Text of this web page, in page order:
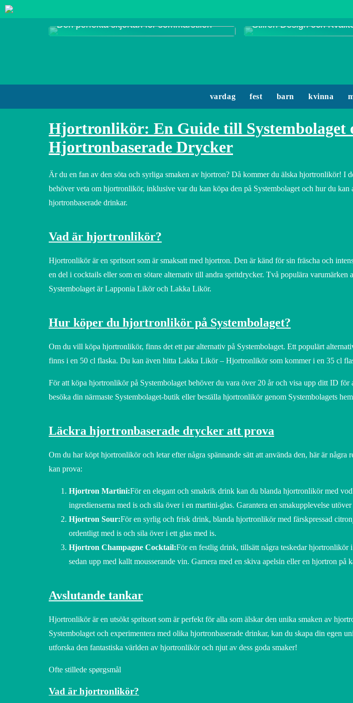
Den perfekta skjortan för sommarstilen
Smycken från Enamel
Stilren Design och
vardag fest barn kvinna
Hjortronlikör: En Guide till Systembolaget
Hjortronbaserade Drycker
Är du en fan av den söta och syrliga smaken av hjortron? Då kommer du älska hjortronlikör! I
behöver veta om hjortronlikör, inklusive var du kan köpa den på Systembolaget och hur du kan
hjortronbaserade drinkar.
Vad är hjortronlikör?
Hjortronlikör är en spritsort som är smaksatt med hjortron. Den är känd för sin fräscha och
en del i cocktails eller som en sötare alternativ till andra spritdrycker. Två populära
Systembolaget är Lapponia Likör och Lakka Likör.
Hur köper du hjortronlikör på Systembolaget?
Om du vill köpa hjortronlikör, finns det ett par alternativ på Systembolaget. Ett populärt
finns i en 50 cl flaska. Du kan även hitta Lakka Likör – Hjortronlikör som kommer i en 35 cl
För att köpa hjortronlikör på Systembolaget behöver du vara över 20 år och visa upp ditt ID
besöka din närmaste Systembolaget-butik eller beställa hjortronlikör genom Systembolagets
Läckra hjortronbaserade drycker att prova
Om du har köpt hjortronlikör och letar efter några spännande sätt att använda den, här är några
kan prova:
Hjortron Martini:För en elegant och smakrik drink kan du blanda hjortronlikör med
ingredienserna med is och sila över i en martini-glas. Garantera en smakupplevelse
Hjortron Sour:För en syrlig och frisk drink, blanda hjortronlikör med färskpressad
ordentligt med is och sila över i ett glas med is.
Hjortron Champagne Cocktail:För en festlig drink, tillsätt några teskedar hjortronlikör
sedan upp med kallt mousserande vin. Garnera med en skiva apelsin eller en hjortron på
Avslutande tankar
Hjortronlikör är en utsökt spritsort som är perfekt för alla som älskar den unika smaken av
Systembolaget och experimentera med olika hjortronbaserade drinkar, kan du skapa din egen
utforska den fantastiska världen av hjortronlikör och njut av dess goda smaker!
Ofte stillede spørgsmål
Vad är hjortronlikör?